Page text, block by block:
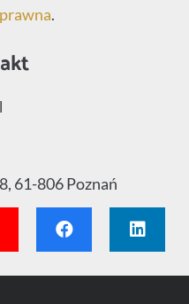
.
61-806 Poznań